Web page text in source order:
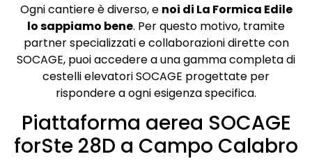
Ogni cantiere è diverso, e noi di La Formica Edile
lo sappiamo bene. Per questo motivo, tramite
partner specializzati e collaborazioni dirette con
SOCAGE, puoi accedere a una gamma completa di
cestelli elevatori SOCAGE progettate per
rispondere a ogni esigenza specifica.
Piattaforma aerea SOCAGE
forSte 28D a Campo Calabro